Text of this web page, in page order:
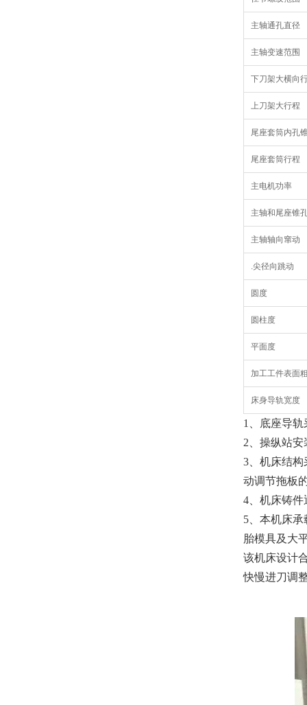
主轴通孔直径
主轴变速范围
下刀架大横向
上刀架大行程
尾座套筒内孔
尾座套筒行程
主电机功率
主轴和尾座锥
主轴轴向窜动
.尖径向跳动
圆度
圆柱度
平面度
加工工件表面
床身导轨宽度
1、底座导
2、操纵站
3、机床结
动调节拖板
4、机床铸
5、本机床
胎模具及大
该机床设计
快慢进刀调